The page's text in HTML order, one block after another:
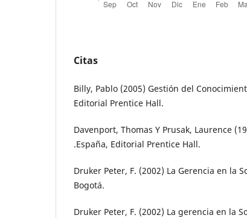
Citas
Billy, Pablo (2005) Gestión del
Editorial Prentice Hall.
Davenport, Thomas Y Prusak, Laurence
.España, Editorial Prentice Hall.
Druker Peter, F. (2002) La Gerencia en la
Bogotá.
Druker Peter, F. (2002) La gerencia en la